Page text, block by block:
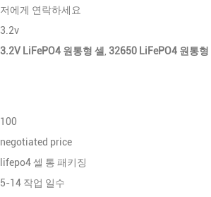
저에게 연락하세요
3.2v
3.2V LiFePO4 원통형 셀 32650 LiFePO4 원통형
100
negotiated price
lifepo4 셀 통 패키징
5-14 작업 일수